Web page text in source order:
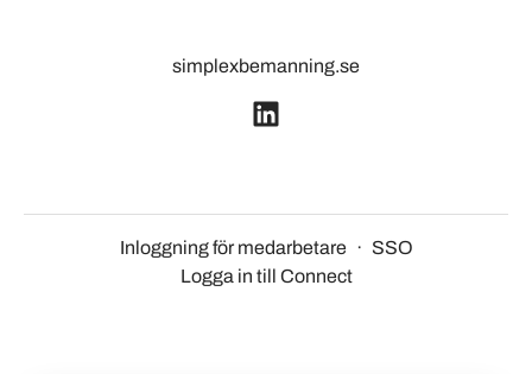
simplexbemanning.se
Inloggning för medarbetare · SSO
Logga in till Connect